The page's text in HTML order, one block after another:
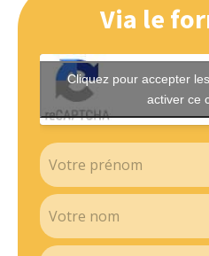
Via le
Cliquez pour accepter
activer ce